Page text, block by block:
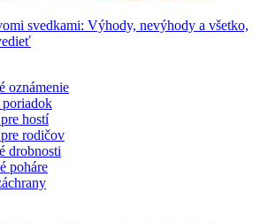
svedkami: Výhody, nevýhody a všetko,
oznámenie
poriadok
hostí
rodičov
drobnosti
poháre